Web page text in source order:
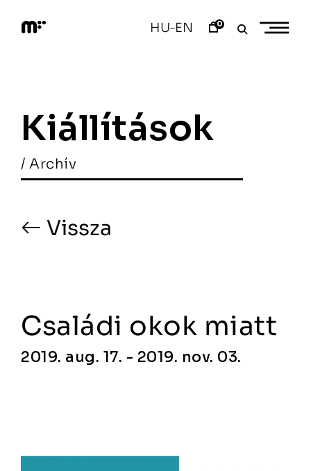
content
r
HU–EN 0
Kiállítások
/ Archív
Vissza
Családi okok miatt
2019. aug. 17. - 2019. nov. 03.